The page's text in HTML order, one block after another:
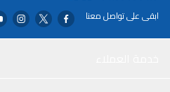
ابقى على تواصل معنا